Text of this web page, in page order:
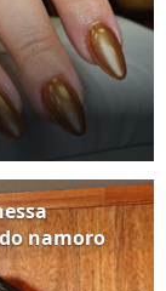
namoro